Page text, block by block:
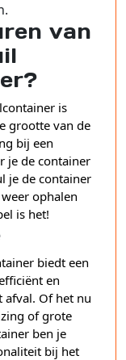
van
is
grootte van de
bij een
je de container
je de container
ophalen
is het!
biedt een
en
Of het nu
of grote
ben je
bij het